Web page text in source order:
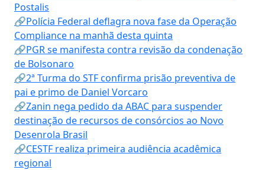
Postalis
🔗Polícia Federal deflagra nova fase da Operação
Compliance na manhã desta quinta
🔗PGR se manifesta contra revisão da condenação
de Bolsonaro
🔗2ª Turma do STF confirma prisão preventiva de
pai e primo de Daniel Vorcaro
🔗Zanin nega pedido da ABAC para suspender
destinação de recursos de consórcios ao Novo
Desenrola Brasil
🔗CESTF realiza primeira audiência acadêmica
regional